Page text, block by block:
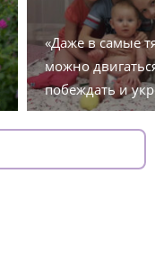
«Даже в самые
можно
побеждать и